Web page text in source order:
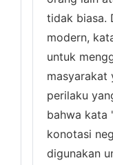
tidak biasa.
modern,
untuk
masyarakat
perilaku
bahwa kata
konotasi
digunakan